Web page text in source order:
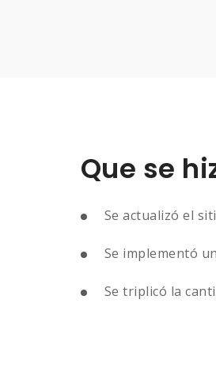
Que se
Se actualizó el
Se implementó
Se triplicó la